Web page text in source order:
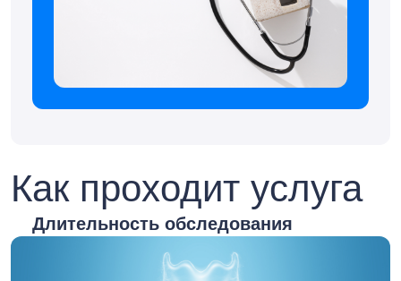
Как проходит услуга
Длительность обследования